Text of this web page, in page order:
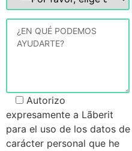
Autorizo
expresamente a Lãberit
para el uso de los datos de
carácter personal que he